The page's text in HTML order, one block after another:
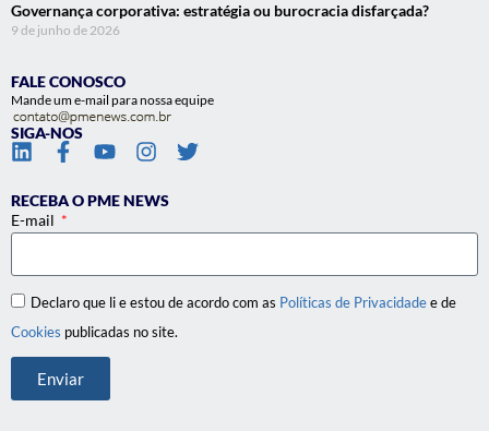
Governança corporativa: estratégia ou burocracia disfarçada?
9 de junho de 2026
FALE CONOSCO
Mande um e-mail para nossa equipe
SIGA-NOS
RECEBA O PME NEWS
E-mail
Declaro que li e estou de acordo com as Políticas de Privacidadee de
Cookies publicadas no site.
Enviar